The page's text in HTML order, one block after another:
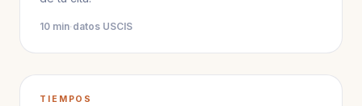
10 min· datos USCIS
TIEMPOS